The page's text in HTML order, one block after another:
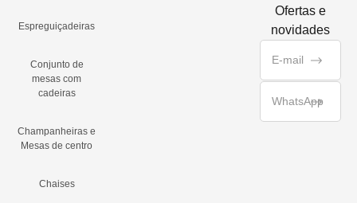
Espreguiçadeiras
Conjunto de
mesas com
cadeiras
Champanheiras e
Mesas de centro
Chaises
Ofertas e
novidades